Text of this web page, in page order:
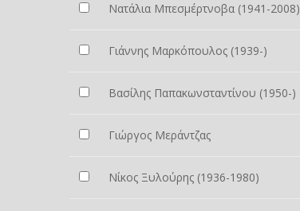
Νατάλια Μπεσμέρτνοβα (1941-2008)
Γιάννης Μαρκόπουλος (1939-)
Βασίλης Παπακωνσταντίνου (1950-)
Γιώργος Μεράντζας
Νίκος Ξυλούρης (1936-1980)